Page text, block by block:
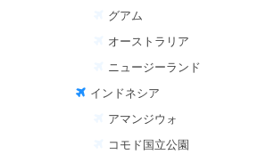
グアム
オーストラリア
ニュージーランド
インドネシア
アマンジウォ
コモド国立公園